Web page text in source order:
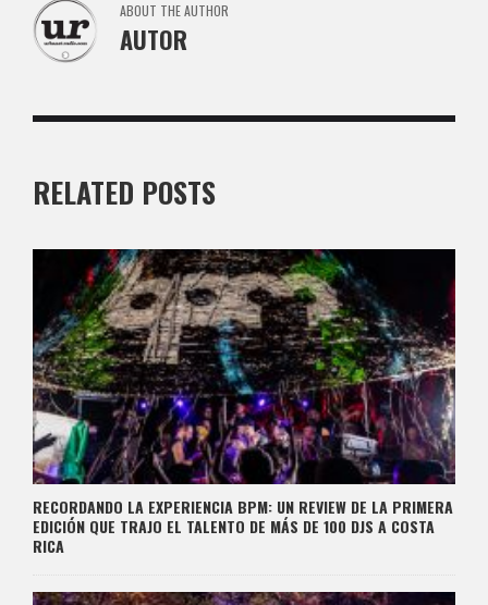
ABOUT THE AUTHOR
AUTOR
RELATED POSTS
RECORDANDO LA EXPERIENCIA BPM: UN REVIEW DE LA PRIMERA
EDICIÓN QUE TRAJO EL TALENTO DE MÁS DE 100 DJS A COSTA
RICA